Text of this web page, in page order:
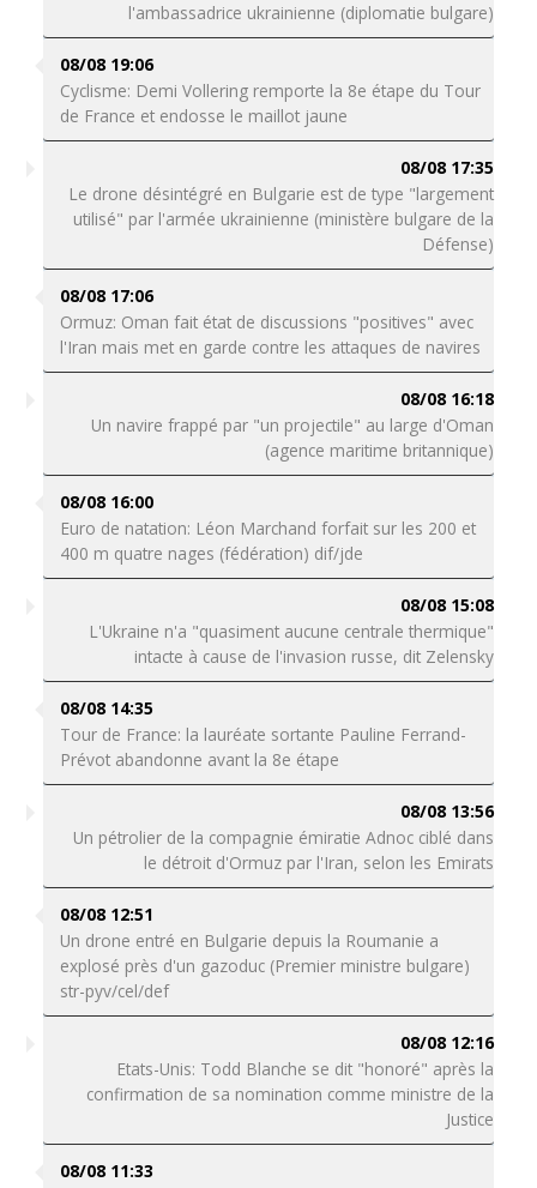
l'ambassadrice ukrainienne (diplomatie bulgare)
08/08 19:06
Cyclisme: Demi Vollering remporte la 8e étape du Tour
de France et endosse le maillot jaune
08/08 17:35
Le drone désintégré en Bulgarie est de type "largement
utilisé" par l'armée ukrainienne (ministère bulgare de la
Défense)
08/08 17:06
Ormuz: Oman fait état de discussions "positives" avec
l'Iran mais met en garde contre les attaques de navires
08/08 16:18
Un navire frappé par "un projectile" au large d'Oman
(agence maritime britannique)
08/08 16:00
Euro de natation: Léon Marchand forfait sur les 200 et
400 m quatre nages (fédération) dif/jde
08/08 15:08
L'Ukraine n'a "quasiment aucune centrale thermique"
intacte à cause de l'invasion russe, dit Zelensky
08/08 14:35
Tour de France: la lauréate sortante Pauline Ferrand-
Prévot abandonne avant la 8e étape
08/08 13:56
Un pétrolier de la compagnie émiratie Adnoc ciblé dans
le détroit d'Ormuz par l'Iran, selon les Emirats
08/08 12:51
Un drone entré en Bulgarie depuis la Roumanie a
explosé près d'un gazoduc (Premier ministre bulgare)
str-pyv/cel/def
08/08 12:16
Etats-Unis: Todd Blanche se dit "honoré" après la
confirmation de sa nomination comme ministre de la
Justice
08/08 11:33